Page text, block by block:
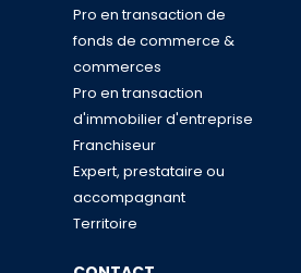
Pro en transaction de
fonds de commerce &
commerces
Pro en transaction
d'immobilier d'entreprise
Franchiseur
Expert, prestataire ou
accompagnant
Territoire